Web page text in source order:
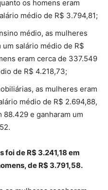
os homens eram
médio de R$ 3.794,81;
médio, as mulheres
salário médio de R$
eram cerca de 337.549
de R$ 4.218,73;
as mulheres eram
médio de R$ 2.694,88,
88.429 e ganharam um
foi de R$ 3.241,18 em
de R$ 3.791,58.